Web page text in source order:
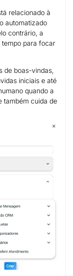
relacionado à
automatizado
contrário, a
para focar
de boas-vindas,
iniciais e até
quando a
também cuida de